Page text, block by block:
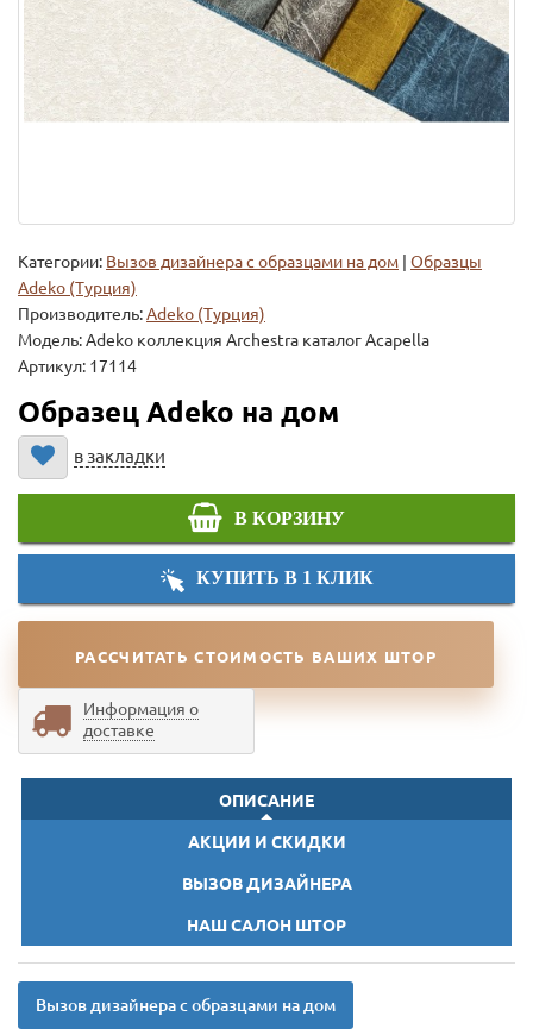
Категории: Вызов дизайнера с образцами на дом
Образцы
Adeko (Турция)
Производитель:Adeko (Турция)
Модель:Adeko коллекция Archestra каталог Acapella
Артикул: 17114
Образец Adeko на дом
в закладки
В КОРЗИНУ
КУПИТЬ В 1 КЛИК
РАССЧИТАТЬ СТОИМОСТЬ ВАШИХ ШТОР
Информация о
доставке
ОПИСАНИЕ
АКЦИИ И СКИДКИ
ВЫЗОВ ДИЗАЙНЕРА
НАШ САЛОН ШТОР
Вызов дизайнера с образцами на дом